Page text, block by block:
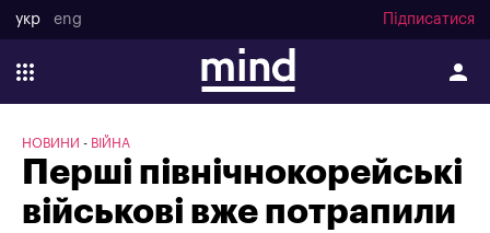
укр eng Підписатися
НОВИНИ ВІЙНА
Перші північнокорейські
військові вже потрапили